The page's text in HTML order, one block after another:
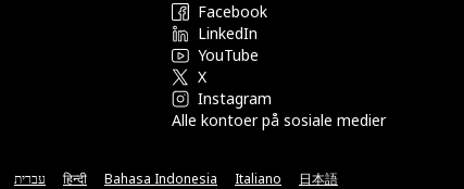
Facebook
LinkedIn
YouTube
X
Instagram
Alle kontoer på sosiale medier
עברית हिन्दी Bahasa Indonesia Italiano 日本語